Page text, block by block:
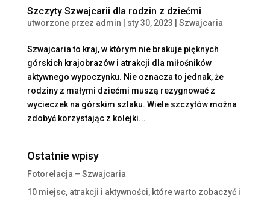
Szczyty Szwajcarii dla rodzin z dziećmi
utworzone przez admin sty 30, 2023 Szwajcaria
Szwajcaria to kraj, w którym nie brakuje pięknych
górskich krajobrazów i atrakcji dla miłośników
aktywnego wypoczynku. Nie oznacza to jednak, że
rodziny z małymi dziećmi muszą rezygnować z
wycieczek na górskim szlaku. Wiele szczytów można
zdobyć korzystając z kolejki...
Ostatnie wpisy
Fotorelacja – Szwajcaria
10 miejsc, atrakcji i aktywności, które warto zobaczyć i